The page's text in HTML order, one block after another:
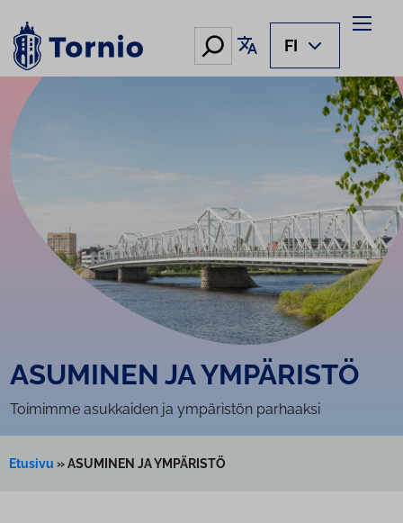
sisältöön
Hae Käännä sivu
FI
ASUMINEN JA YMPÄRISTÖ
Toimimme asukkaiden ja ympäristön parhaaksi
Etusivu »ASUMINEN JA YMPÄRISTÖ